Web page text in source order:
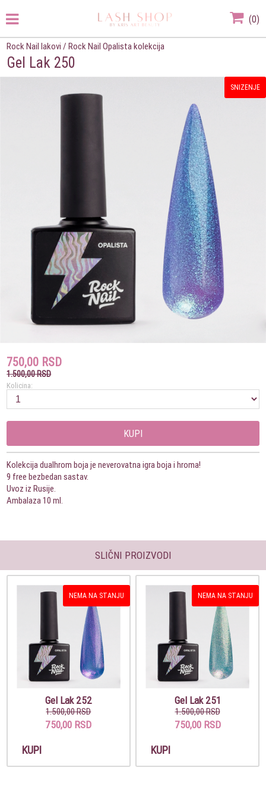
(0)
Rock Nail lakovi /Rock Nail Opalista kolekcija
Gel Lak 250
SNIZENJE
750,00 RSD
1.500,00 RSD
Kolicina:
KUPI
Kolekcija dualhrom boja je neverovatna igra boja i hroma!
9 free bezbedan sastav.
Uvoz iz Rusije.
Ambalaza 10 ml.
SLIČNI PROIZVODI
NEMA NA STANJU
Gel Lak 252
1.500,00 RSD
750,00 RSD
KUPI
NEMA NA STANJU
Gel Lak 251
1.500,00 RSD
750,00 RSD
KUPI